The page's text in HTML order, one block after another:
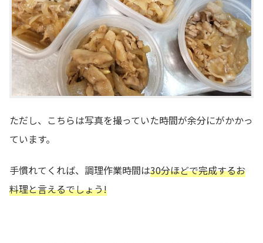
ただし、こちらは写真を撮っていた時間が余分にがかかっ
ています。
手慣れてくれば、調理作業時間は30分ほどで完成するお
料理と言えるでしょう!